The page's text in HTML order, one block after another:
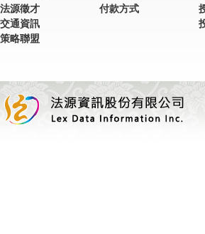
法源徵才
交通資訊
策略聯盟
付款方式